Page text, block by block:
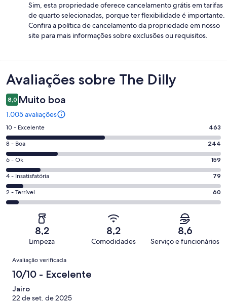
Sim, esta propriedade oferece cancelamento grátis em tarifas
de quarto selecionadas, porque ter flexibilidade é importante.
Confira a política de cancelamento da propriedade em nosso
site para mais informações sobre exclusões ou requisitos.
Avaliações
Avaliações sobre The Dilly
8,0 Muito boa
1.005 avaliações
Nota
10
-
Excelente.
463
de
1005
avaliações
10 - Excelente 463
Nota
8
-
Boa.
244
de
avaliações
8 - Boa 244
Nota
6
-
Ok.
159
avaliações
6 - Ok 159
Nota
4
-
4 - Insatisfatória 79
Nota
2
1005
avaliações
2 - Terrível 60
8,2
Limpeza
8,2
Comodidades
8,6
Serviço e funcionários
Avaliações
Avaliação verificada
10/10 - Excelente
Jairo
22 de set. de 2025